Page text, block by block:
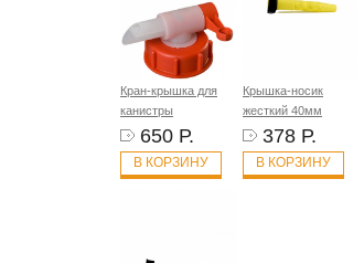
Кран-крышка для
канистры
650 Р.
В КОРЗИНУ
Крышка-носик
жесткий 40мм
378 Р.
В КОРЗИНУ